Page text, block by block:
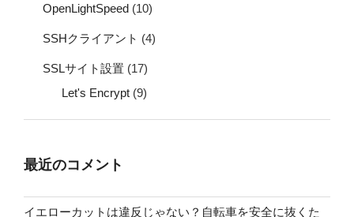
OpenLightSpeed (10)
SSHクライアント (4)
SSLサイト設置 (17)
Let's Encrypt (9)
最近のコメント
イエローカットは違反じゃない？自転車を安全に抜くた